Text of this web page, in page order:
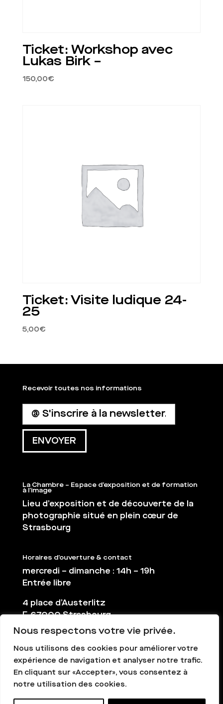
Nous respectons votre vie privée.
Nous utilisons des cookies pour améliorer votre
expérience de navigation et analyser notre trafic.
En cliquant sur «Accepter», vous consentez à
notre utilisation des cookies.
Ticket: Workshop avec
Lukas Birk –
150,00€
Ticket: Visite ludique 24-
25
5,00€
Recevoir toutes nos informations
La Chambre – Espace d’exposition et de formation
à l’image
Lieu d’exposition et de découverte de la
photographie situé en plein cœur de
Strasbourg
Horaires d’ouverture & contact
mercredi – dimanche : 14h – 19h
Entrée libre
4 place d’Austerlitz
F-67000 Strasbourg
03 88 36 65 38
contact@la-chambre.org